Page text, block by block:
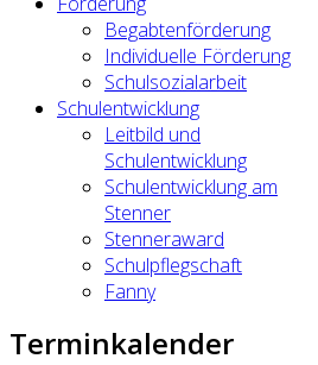
Begabtenförderung
Individuelle Förderung
Schulsozialarbeit
Schulentwicklung
Leitbild und
Schulentwicklung
Schulentwicklung am
Stenner
Stenneraward
Schulpflegschaft
Fanny
Terminkalender